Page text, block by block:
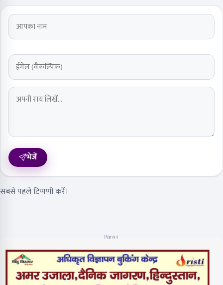
भेजें
सबसे पहले टिप्पणी करें।
विज्ञापन